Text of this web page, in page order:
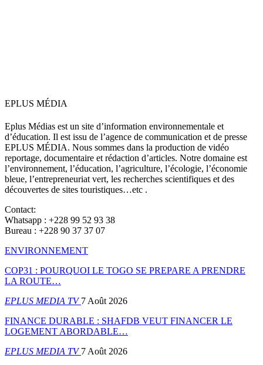
EPLUS MÉDIA
Eplus Médias est un site d’information environnementale et
d’éducation. Il est issu de l’agence de communication et de presse
EPLUS MÉDIA. Nous sommes dans la production de vidéo
reportage, documentaire et rédaction d’articles. Notre domaine est
l’environnement, l’éducation, l’agriculture, l’écologie, l’économie
bleue, l’entrepreneuriat vert, les recherches scientifiques et des
découvertes de sites touristiques…etc .
Contact:
Whatsapp : +228 99 52 93 38
Bureau : +228 90 37 37 07
ENVIRONNEMENT
COP31 : POURQUOI LE TOGO SE PREPARE A PRENDRE
LA ROUTE…
EPLUS MEDIA TV7 Août 2026
FINANCE DURABLE : SHAFDB VEUT FINANCER LE
LOGEMENT ABORDABLE…
EPLUS MEDIA TV7 Août 2026